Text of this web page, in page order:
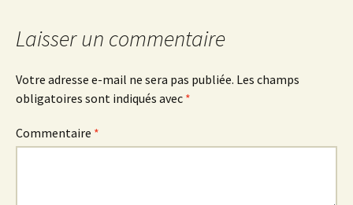
Laisser un commentaire
Votre adresse e-mail ne sera pas publiée. Les champs
obligatoires sont indiqués avec *
Commentaire *